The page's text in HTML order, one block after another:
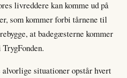
livreddere kan komme ud på
som kommer forbi tårnene til
at badegæsterne kommer
alvorlige situationer opstår hvert